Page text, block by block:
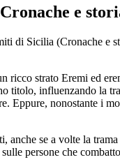
e
di Sicilia (Cronache e
ricco strato Eremi ed
titolo, influenzando la
Eppure, nonostante i
anche se a volte la
persone che